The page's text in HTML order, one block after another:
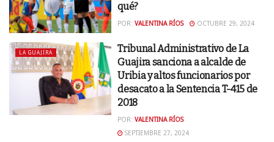
qué?
POR: VALENTINA RÍOS OCTUBRE 29, 2024
LA GUAJIRA
Tribunal Administrativo de La
Guajira sanciona a alcalde de
Uribia y altos funcionarios por
desacato a la Sentencia T-415 de
2018
POR: VALENTINA RÍOS
SEPTIEMBRE 27, 2024